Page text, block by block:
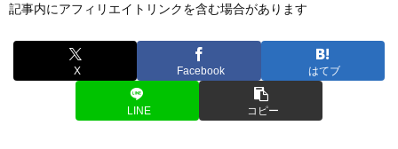
記事内にアフィリエイトリンクを含む場合があります
X Facebook はてブ
LINE コピー